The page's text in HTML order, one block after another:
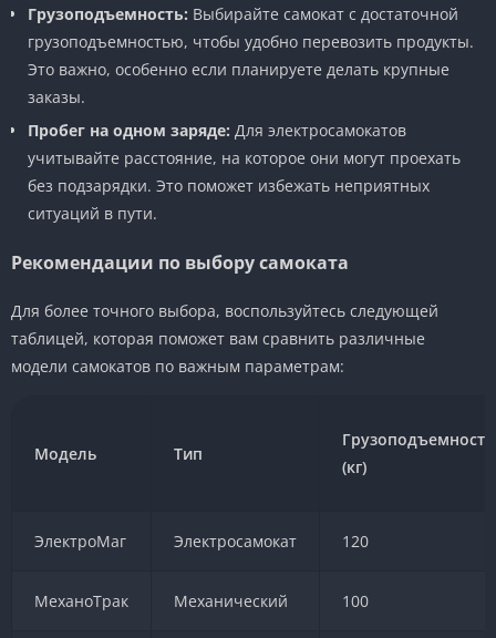
Грузоподъемность: Выбирайте самокат с достаточной
грузоподъемностью, чтобы удобно перевозить продукты.
Это важно, особенно если планируете делать крупные
заказы.
Пробег на одном заряде: Для электросамокатов
учитывайте расстояние, на которое они могут проехать
без подзарядки. Это поможет избежать неприятных
ситуаций в пути.
Рекомендации по выбору самоката
Для более точного выбора, воспользуйтесь следующей
таблицей, которая поможет вам сравнить различные
модели самокатов по важным параметрам:
Модель Тип
Грузоподъемность
(кг)
ЭлектроМаг Электросамокат 120
МеханоТрак Механический 100